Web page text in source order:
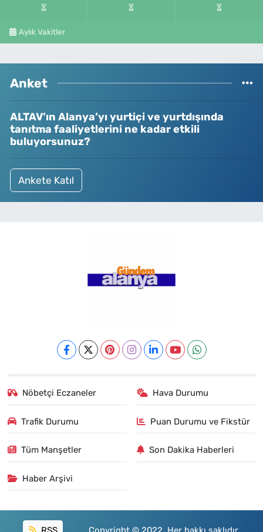
Aylık Vakitler
Anket
ALTAV’ın Alanya’yı yurtiçi ve yurtdışında
tanıtma faaliyetlerini ne kadar etkili
buluyorsunuz?
Ankete Katıl
Nöbetçi Eczaneler Hava Durumu
Trafik Durumu Puan Durumu ve Fikstür
Tüm Manşetler Son Dakika Haberleri
Haber Arşivi